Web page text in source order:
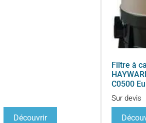
Découvrir
Filtre à
C0500
Sur devis